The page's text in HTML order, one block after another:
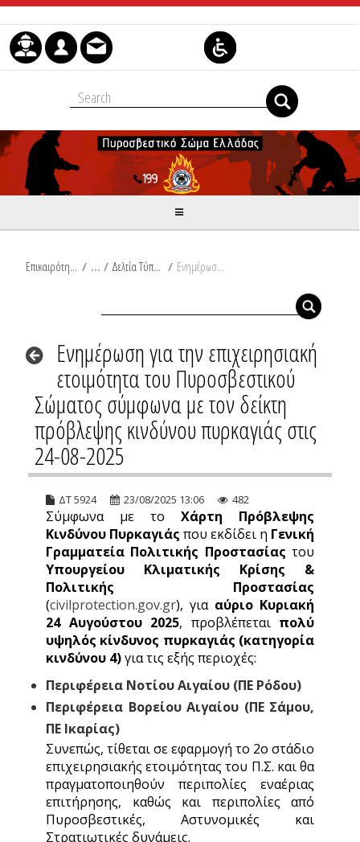
Μετάβαση στο περιεχόμενο
Επικαιρότητα / Δελτία Τύπου / Ενημέρωση για την επιχειρησιακή ετοιμότητα του Πυροσβεστικού Σώματος σύμφωνα με τον δείκτη πρόβλεψης κινδύνου πυρκαγιάς στις 24-08-2025
Ενημέρωση για την επιχειρησιακή
ετοιμότητα του Πυροσβεστικού
Σώματος σύμφωνα με τον δείκτη
πρόβλεψης κινδύνου πυρκαγιάς στις
24-08-2025
ΔΤ 5924 23/08/2025 13:06 482
Σύμφωνα με το Χάρτη Πρόβλεψης
Κινδύνου Πυρκαγιάς που εκδίδει η Γενική
Γραμματεία Πολιτικής Προστασίας του
Υπουργείου Κλιματικής Κρίσης &
Πολιτικής Προστασίας
(civilprotection.gov.gr), για αύριο Κυριακή
24 Αυγούστου 2025, προβλέπεται πολύ
υψηλός κίνδυνος πυρκαγιάς (κατηγορία
κινδύνου 4)για τις εξής περιοχές:
Περιφέρεια Νοτίου Αιγαίου (ΠΕ Ρόδου)
Περιφέρεια Βορείου Αιγαίου (ΠΕ Σάμου,
ΠΕ Ικαρίας)
Συνεπώς, τίθεται σε εφαρμογή το 2ο στάδιο
επιχειρησιακής ετοιμότητας του Π.Σ. και θα
πραγματοποιηθούν περιπολίες εναέριας
επιτήρησης, καθώς και περιπολίες από
Πυροσβεστικές, Αστυνομικές και
Στρατιωτικές δυνάμεις.